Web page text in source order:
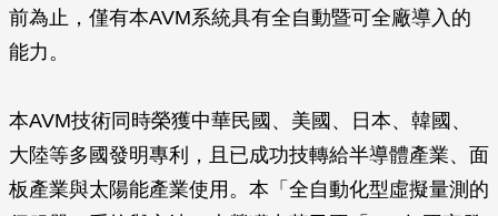
前為止，僅有本AVM系統具有全自動暨可全廠導入的
能力。
本AVM技術同時榮獲中華民國、美國、日本、韓國、
大陸等多國發明專利，且已成功技轉給半導體產業、面
板產業與太陽能產業使用。本「全自動化型虛擬量測的